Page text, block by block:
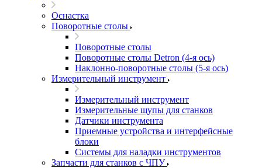
Оснастка
Поворотные столы
Поворотные столы
Поворотные столы Detron (4-я ось)
Наклонно-поворотные столы (5-я ось)
Измерительный инструмент
Измерительный инструмент
Измерительные щупы для станков
Датчики инструмента
Приемные устройства и интерфейсные
блоки
Системы для наладки инструментов
Запчасти для станков с ЧПУ